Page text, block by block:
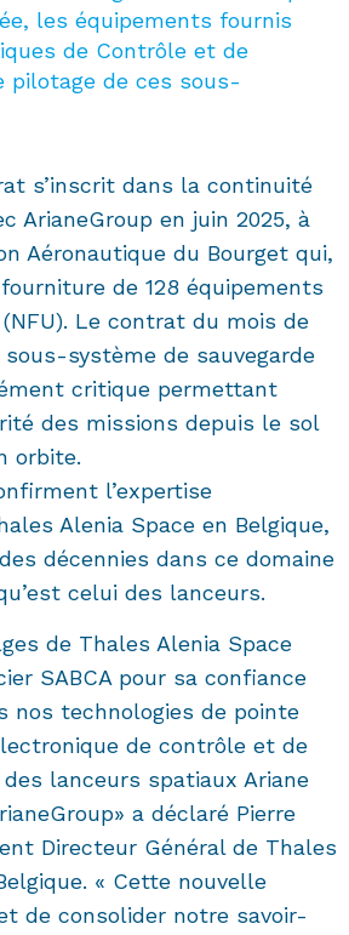
les équipements fournis
de Contrôle et de
pilotage de ces sous-
s’inscrit dans la continuité
ArianeGroup en juin 2025, à
Aéronautique du Bourget qui,
de 128 équipements
Le contrat du mois de
système de sauvegarde
critique permettant
des missions depuis le sol
orbite.
l’expertise
Alenia Space en Belgique,
décennies dans ce domaine
celui des lanceurs.
de Thales Alenia Space
SABCA pour sa confiance
nos technologies de pointe
de contrôle et de
lanceurs spatiaux Ariane
a déclaré Pierre
Directeur Général de Thales
« Cette nouvelle
de consolider notre savoir-